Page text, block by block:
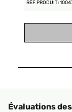
RÉF PRODUIT:
Évaluations